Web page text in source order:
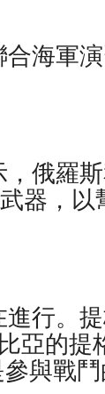
海軍
俄羅
器，以
行。
亞的提
與戰